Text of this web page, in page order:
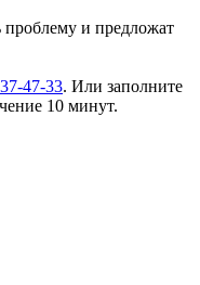
и предложат
47-33. Или заполните
10 минут.